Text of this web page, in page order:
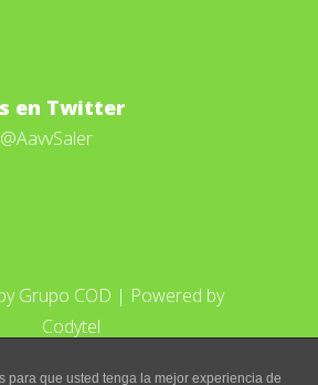
en Twitter
Grupo COD | Powered by
Codytel
para que usted tenga la mejor experiencia de